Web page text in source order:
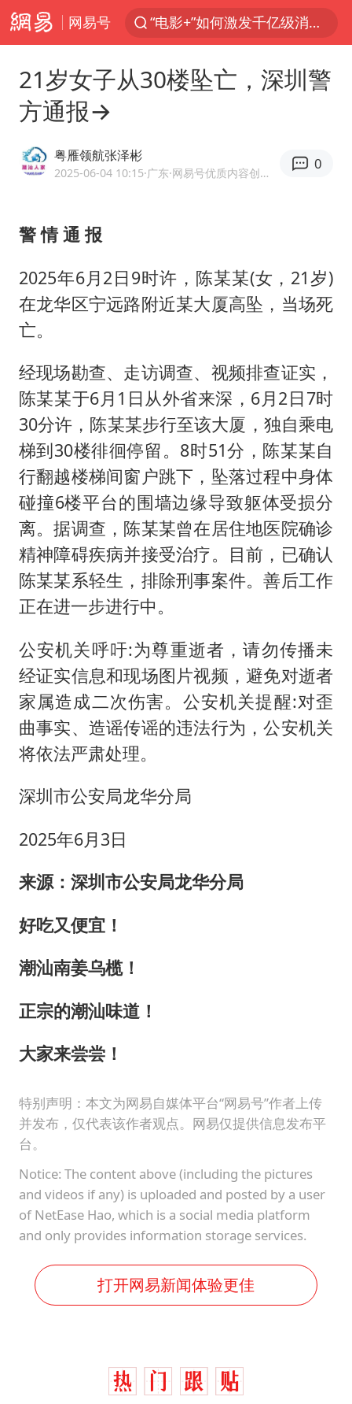
网易号
“电影+”如何激发千亿级消费新活力？
台风白海豚已进入24小时警戒线
四川宜宾高县4.9级地震致1死
胜宏科技：股票交易异常波动
U17国足三连胜晋级明日之星半决赛
美股存储板块集体大跌
东航：国内客票提前14天免费退改
名创优品回应女子吐槽内裤质量差
日本试射“战斧”导弹，国防部回应
夯实基础开新局
21岁女子从30楼坠亡，深圳警
方通报→
粤雁领航张泽彬
2025-06-04 10:15·广东 ·网易号优质内容创作者
0
警 情 通 报
2025年6月2日9时许，陈某某(女，21岁)
在龙华区宁远路附近某大厦高坠，当场死
亡。
经现场勘查、走访调查、视频排查证实，
陈某某于6月1日从外省来深，6月2日7时
30分许，陈某某步行至该大厦，独自乘电
梯到30楼徘徊停留。8时51分，陈某某自
行翻越楼梯间窗户跳下，坠落过程中身体
碰撞6楼平台的围墙边缘导致躯体受损分
离。据调查，陈某某曾在居住地医院确诊
精神障碍疾病并接受治疗。目前，已确认
陈某某系轻生，排除刑事案件。善后工作
正在进一步进行中。
公安机关呼吁:为尊重逝者，请勿传播未
经证实信息和现场图片视频，避免对逝者
家属造成二次伤害。公安机关提醒:对歪
曲事实、造谣传谣的违法行为，公安机关
将依法严肃处理。
深圳市公安局龙华分局
2025年6月3日
来源：深圳市公安局龙华分局
好吃又便宜！
潮汕南姜乌榄！
正宗的潮汕味道！
大家来尝尝！
特别声明：本文为网易自媒体平台“网易号”作者上传
并发布，仅代表该作者观点。网易仅提供信息发布平
台。
Notice: The content above (including the pictures
and videos if any) is uploaded and posted by a user
of NetEase Hao, which is a social media platform
and only provides information storage services.
打开网易新闻体验更佳